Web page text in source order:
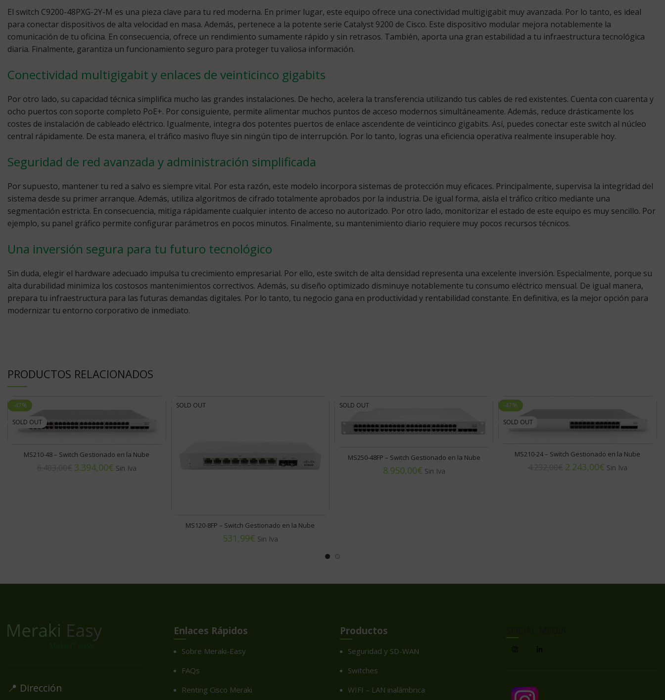
El switch C9200-48PXG-2Y-M es una pieza clave para tu red moderna. En primer lugar, este equipo ofrece una conectividad multigigabit muy avanzada. Por lo tanto, es ideal
para conectar dispositivos de alta velocidad en masa. Además, pertenece a la potente serie Catalyst 9200 de Cisco. Este dispositivo modular mejora notablemente la
comunicación de tu oficina. En consecuencia, ofrece un rendimiento sumamente rápido y sin retrasos. También, aporta una gran estabilidad a tu infraestructura tecnológica
diaria. Finalmente, garantiza un funcionamiento seguro para proteger tu valiosa información.
Conectividad multigigabit y enlaces de veinticinco gigabits
Por otro lado, su capacidad técnica simplifica mucho las grandes instalaciones. De hecho, acelera la transferencia utilizando tus cables de red existentes. Cuenta con cuarenta y
ocho puertos con soporte completo PoE+. Por consiguiente, permite alimentar muchos puntos de acceso modernos simultáneamente. Además, reduce drásticamente los
costes de instalación de cableado eléctrico. Igualmente, integra dos potentes puertos de enlace ascendente de veinticinco gigabits. Así, puedes conectar este switch al núcleo
central rápidamente. De esta manera, el tráfico masivo fluye sin ningún tipo de interrupción. Por lo tanto, logras una eficiencia operativa realmente insuperable hoy.
Seguridad de red avanzada y administración simplificada
Por supuesto, mantener tu red a salvo es siempre vital. Por esta razón, este modelo incorpora sistemas de protección muy eficaces. Principalmente, supervisa la integridad del
sistema desde su primer arranque. Además, utiliza algoritmos de cifrado totalmente aprobados por la industria. De igual forma, aísla el tráfico crítico mediante una
segmentación estricta. En consecuencia, mitiga rápidamente cualquier intento de acceso no autorizado. Por otro lado, monitorizar el estado de este equipo es muy sencillo. Por
ejemplo, su panel gráfico permite configurar parámetros en pocos minutos. Finalmente, su mantenimiento diario requiere muy pocos recursos técnicos.
Una inversión segura para tu futuro tecnológico
Sin duda, elegir el hardware adecuado impulsa tu crecimiento empresarial. Por ello, este switch de alta densidad representa una excelente inversión. Especialmente, porque su
alta durabilidad minimiza los costosos mantenimientos correctivos. Además, su diseño optimizado disminuye notablemente tu consumo eléctrico mensual. De igual manera,
prepara tu infraestructura para las futuras demandas digitales. Por lo tanto, tu negocio gana en productividad y rentabilidad constante. En definitiva, es la mejor opción para
modernizar tu entorno corporativo de inmediato.
PRODUCTOS RELACIONADOS
-47%
SOLD OUT
MS210-48 – Switch Gestionado en la Nube
3.394,00€
SOLD OUT
MS120-8FP – Switch Gestionado en la Nube
€
SOLD OUT
MS250-48FP – Switch Gestionado en la Nube
€
-47%
SOLD OUT
MS210-24 – Switch Gestionado en la Nube
2.243,00€
📍 Dirección
Enlaces Rápidos
Sobre Meraki-Easy
FAQs
Renting Cisco Meraki
Productos
Seguridad y SD-WAN
Switches
WIFI – LAN inalámbrica